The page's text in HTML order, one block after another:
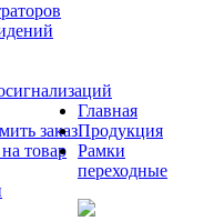
заказ
товар
Главная
Продукция
Рамки
переходные